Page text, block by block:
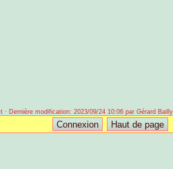
· Dernière modification: 2023/09/24 10:06 par Gérard Bailly